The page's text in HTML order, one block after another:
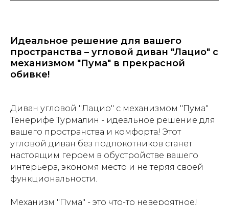
Идеальное решение для вашего
пространства – угловой диван "Лацио" с
механизмом "Пума" в прекрасной
обивке!
Диван угловой "Лацио" с механизмом "Пума"
Тенерифе Турмалин - идеальное решение для
вашего пространства и комфорта! Этот
угловой диван без подлокотников станет
настоящим героем в обустройстве вашего
интерьера, экономя место и не теряя своей
функциональности.
Механизм "Пума" - это что-то невероятное!